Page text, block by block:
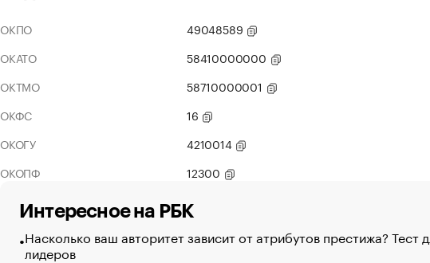
ОКПО
49048589
ОКАТО
58410000000
ОКТМО
58710000001
ОКФС
16
ОКОГУ
4210014
ОКОПФ
12300
Интересное на РБК
Насколько ваш авторитет зависит от атрибутов престижа? Тест
лидеров